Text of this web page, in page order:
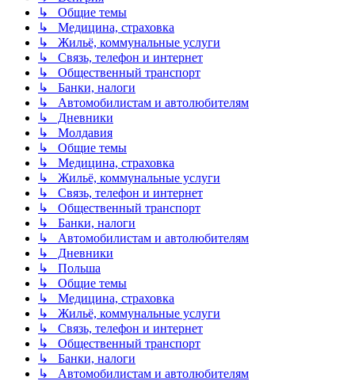
↳ Общие темы
↳ Медицина, страховка
↳ Жильё, коммунальные услуги
↳ Связь, телефон и интернет
↳ Общественный транспорт
↳ Банки, налоги
↳ Автомобилистам и автолюбителям
↳ Дневники
↳ Молдавия
↳ Общие темы
↳ Медицина, страховка
↳ Жильё, коммунальные услуги
↳ Связь, телефон и интернет
↳ Общественный транспорт
↳ Банки, налоги
↳ Автомобилистам и автолюбителям
↳ Дневники
↳ Польша
↳ Общие темы
↳ Медицина, страховка
↳ Жильё, коммунальные услуги
↳ Связь, телефон и интернет
↳ Общественный транспорт
↳ Банки, налоги
↳ Автомобилистам и автолюбителям